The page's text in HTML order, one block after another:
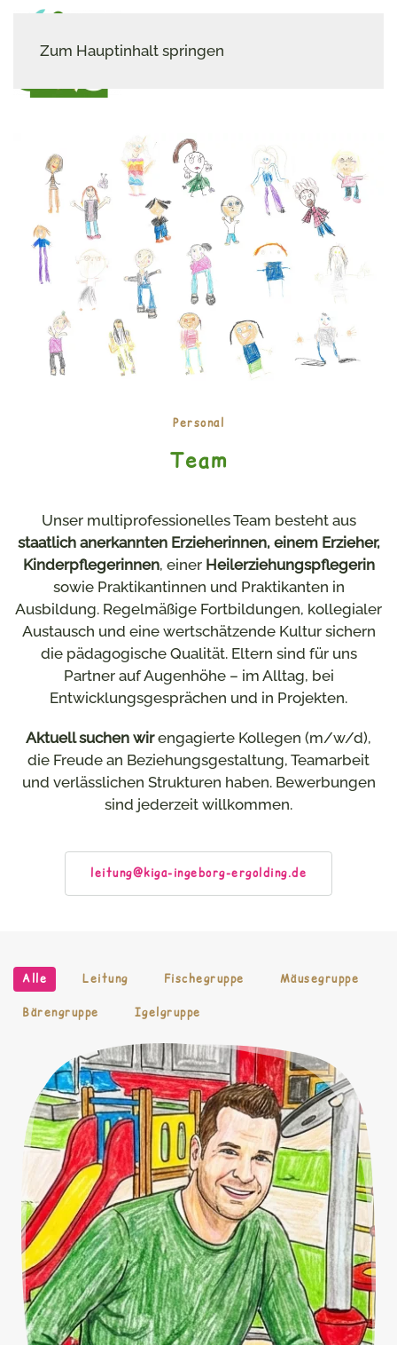
Zum Hauptinhalt springen
Personal
Team
Unser multiprofessionelles Team besteht aus
staatlich anerkannten Erzieherinnen, einem Erzieher,
Kinderpflegerinnen, einer Heilerziehungspflegerin
sowie Praktikantinnen und Praktikanten in
Ausbildung. Regelmäßige Fortbildungen, kollegialer
Austausch und eine wertschätzende Kultur sichern
die pädagogische Qualität. Eltern sind für uns
Partner auf Augenhöhe– im Alltag, bei
Entwicklungsgesprächen und in Projekten.
Aktuell suchen wirengagierte Kollegen (m/w/d),
die Freude an Beziehungsgestaltung, Teamarbeit
und verlässlichen Strukturen haben. Bewerbungen
sind jederzeit willkommen.
leitung@kiga-ingeborg-ergolding.de
Alle Leitung Fischegruppe Mäusegruppe
Bärengruppe Igelgruppe